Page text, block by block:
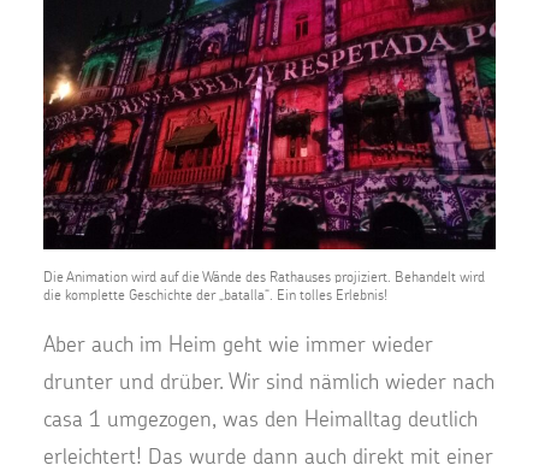
Die Animation wird auf die Wände des Rathauses projiziert. Behandelt wird
die komplette Geschichte der „batalla“. Ein tolles Erlebnis!
Aber auch im Heim geht wie immer wieder
drunter und drüber. Wir sind nämlich wieder nach
casa 1 umgezogen, was den Heimalltag deutlich
erleichtert! Das wurde dann auch direkt mit einer